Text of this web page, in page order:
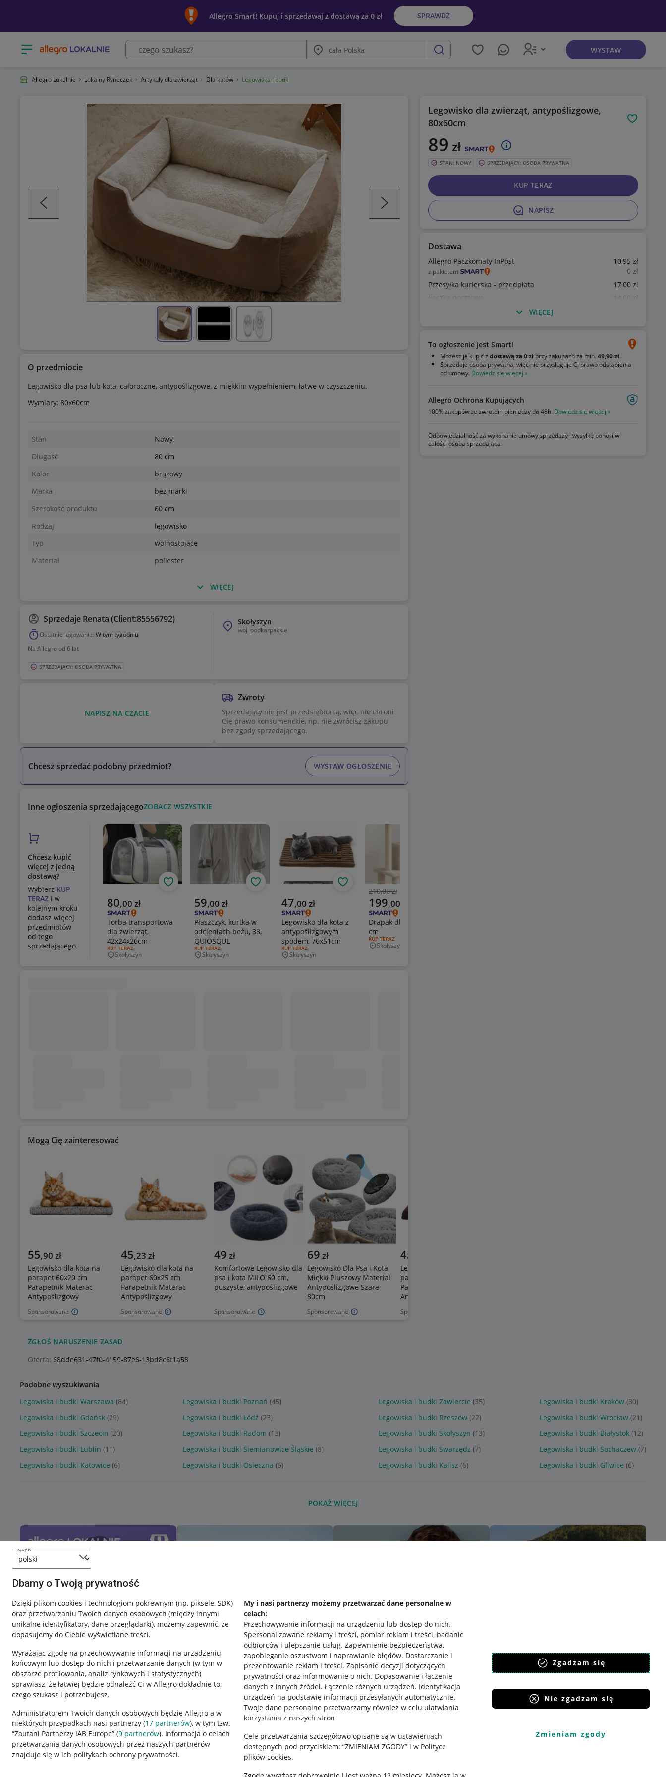
język
Dbamy o Twoją prywatność
Dzięki plikom cookies i technologiom pokrewnym (np. piksele, SDK)
oraz przetwarzaniu Twoich danych osobowych (między innymi
unikalne identyfikatory, dane przeglądarki), możemy zapewnić, że
dopasujemy do Ciebie wyświetlane treści.
Wyrażając zgodę na przechowywanie informacji na urządzeniu
końcowym lub dostęp do nich i przetwarzanie danych (w tym w
obszarze profilowania, analiz rynkowych i statystycznych)
sprawiasz, że łatwiej będzie odnaleźć Ci w Allegro dokładnie to,
czego szukasz i potrzebujesz.
Administratorem Twoich danych osobowych będzie Allegro a w
niektórych przypadkach nasi partnerzy (17 partnerów), w tym tzw.
“Zaufani Partnerzy IAB Europe” (9 partnerów). Informacja o celach
przetwarzania danych osobowych przez naszych partnerów
znajduje się w ich politykach ochrony prywatności.
My i nasi partnerzy możemy przetwarzać dane personalne w
celach:
Przechowywanie informacji na urządzeniu lub dostęp do nich.
Spersonalizowane reklamy i treści, pomiar reklam i treści, badanie
odbiorców i ulepszanie usług. Zapewnienie bezpieczeństwa,
zapobieganie oszustwom i naprawianie błędów. Dostarczanie i
prezentowanie reklam i treści. Zapisanie decyzji dotyczących
prywatności oraz informowanie o nich. Dopasowanie i łączenie
danych z innych źródeł. Łączenie różnych urządzeń. Identyfikacja
urządzeń na podstawie informacji przesyłanych automatycznie.
Twoje dane personalne przetwarzamy również w celu ułatwiania
korzystania z naszych stron
Cele przetwarzania szczegółowo opisane są w ustawieniach
dostępnych pod przyciskiem: “ZMIENIAM ZGODY” i w Polityce
plików cookies.
Zgadzam się
Nie zgadzam się
Zmieniam zgody
Allegro Smart! Kupuj i sprzedawaj z dostawą za 0 zł SPRAWDŹ
Otwórz menu z kategoriami
Miasto
szukaj
WYSTAW
Legowisko dla zwierząt, antypoślizgowe,
80x60cm
Obserwuj
89 zł
STAN: NOWY SPRZEDAJĄCY: OSOBA PRYWATNA
NAPISZ
KUP TERAZ
Dostawa
Allegro Paczkomaty InPost 10,95 zł
z pakietem 0 zł
Przesyłka kurierska - przedpłata
17,00 zł
Paczka pocztowa
14 ,00
zł
WIĘCEJ
To ogłoszenie jest Smart!
Możesz je kupić z dostawą za 0 zł przy zakupach za min. 49,90 zł.
Sprzedaje osoba prywatna, więc nie przysługuje Ci prawo odstąpienia
od umowy. Dowiedz się więcej »
Allegro Ochrona Kupujących
100% zakupów ze zwrotem pieniędzy do 48h. Dowiedz się więcej »
Odpowiedzialność za wykonanie umowy sprzedaży i wysyłkę ponosi w
całości osoba sprzedająca.
O przedmiocie
Legowisko dla psa lub kota, całoroczne, antypoślizgowe, z miękkim wypełnieniem, łatwe w czyszczeniu.
Wymiary: 80x60cm
Stan
Nowy
Długość
80 cm
Kolor
brązowy
Marka
bez marki
Szerokość produktu
60 cm
Rodzaj
legowisko
Typ
wolnostojące
Materiał
poliester
WIĘCEJ
Sprzedaje Renata (Client:85556792)
Ostatnie logowanie: W tym tygodniu
Na Allegro od 6 lat
SPRZEDAJĄCY: OSOBA PRYWATNA
Skołyszyn
woj. podkarpackie
NAPISZ NA CZACIE
Zwroty
Sprzedający nie jest przedsiębiorcą, więc nie chroni
Cię prawo konsumenckie, np. nie zwrócisz zakupu
bez zgody sprzedającego.
Inne ogłoszenia sprzedającegoZOBACZ WSZYSTKIE
Chcesz kupić
więcej z jedną
dostawą?
Wybierz KUP
TERAZ i w
kolejnym kroku
dodasz więcej
przedmiotów
od tego
sprzedającego.
Aktualna cena
80,00 zł
Torba transportowa
dla zwierząt,
42x24x26cm
RODZAJ OFERTY:
KUP TERAZ
Miejscowość
Skołyszyn
Obserwuj
Aktualna cena
59,00 zł
Płaszczyk, kurtka w
odcieniach beżu, 38,
QUIOSQUE
RODZAJ OFERTY:
KUP TERAZ
Miejscowość
Skołyszyn
Obserwuj
Aktualna cena
47,00 zł
Legowisko dla kota z
antypoślizgowym
spodem, 76x51cm
RODZAJ OFERTY:
KUP TERAZ
Miejscowość
Skołyszyn
Obserwuj
Poprzednia cena
210,00 zł
Aktualna cena
199,00
Drapak dla kota, 106
cm
RODZAJ OFERTY:
KUP TERAZ
Miejscowość
Skołyszyn
Mogą Cię zainteresować
Sponsorowane
55,90 zł
Legowisko dla kota na
parapet 60x20 cm
Parapetnik Materac
Antypoślizgowy
Sponsorowane
45,23 zł
Legowisko dla kota na
parapet 60x25 cm
Parapetnik Materac
Antypoślizgowy
Sponsorowane
49 zł
Komfortowe Legowisko dla
psa i kota MILO 60 cm,
puszyste, antypoślizgowe
Sponsorowane
69 zł
Legowisko Dla Psa i Kota
Miękki Pluszowy Materiał
Antypoślizgowe Szare
80cm
Sponsorowane
45
Legowisko dla kota na
parapet 60x25 cm
Parapetnik Materac
Antypoślizgowy
Allegro Lokalnie Lokalny Ryneczek Artykuły dla zwierząt Dla kotów Legowiska i budki
Chcesz sprzedać podobny przedmiot? WYSTAW OGŁOSZENIE
ZGŁOŚ NARUSZENIE ZASAD
Oferta: 68dde631-47f0-4159-87e6-13bd8c6f1a58
Podobne wyszukiwania
Legowiska i budki Warszawa (84) Legowiska i budki Poznań (45) Legowiska i budki Zawiercie (35) Legowiska i budki Kraków (30)
Legowiska i budki Gdańsk (29) Legowiska i budki Łódź (23) Legowiska i budki Rzeszów (22) Legowiska i budki Wrocław (21)
Legowiska i budki Szczecin (20) Legowiska i budki Radom (13) Legowiska i budki Skołyszyn (13) Legowiska i budki Białystok (12)
Legowiska i budki Lublin (11) Legowiska i budki Siemianowice Śląskie (8) Legowiska i budki Swarzędz (7) Legowiska i budki Sochaczew (7)
Legowiska i budki Katowice (6) Legowiska i budki Osieczna (6) Legowiska i budki Kalisz (6) Legowiska i budki Gliwice (6)
POKAŻ WIĘCEJ
Przydatne informacje
Jak to działa
Napisz do nas
Allegro Gadane dla sprzedających
Regulamin
Polityka plików "cookies"
Ustawienia plików "cookies"
Pobierz aplikację